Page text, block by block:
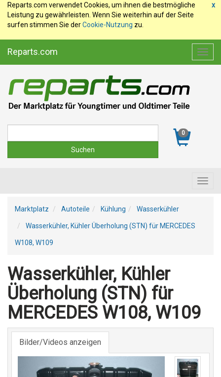
x
Reparts.com verwendet Cookies, um ihnen die bestmögliche
Leistung zu gewährleisten. Wenn Sie weiterhin auf der Seite
surfen stimmen Sie derCookie-Nutzung zu.
Reparts.com
0
Marktplatz Autoteile Kühlung Wasserkühler
Wasserkühler, Kühler Überholung (STN) für MERCEDES
W108, W109
Wasserkühler, Kühler
Überholung (STN) für
MERCEDES W108, W109
Bilder/Videos anzeigen